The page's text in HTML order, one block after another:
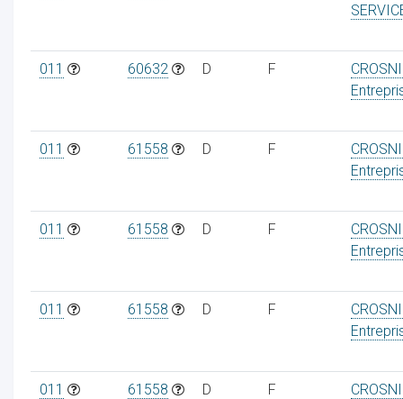
011 60632 D F
011 61558 D F
011 61558 D F
011 61558 D F
011 61558 D F